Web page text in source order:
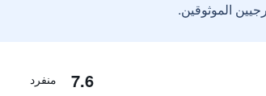
7.6 منفرد